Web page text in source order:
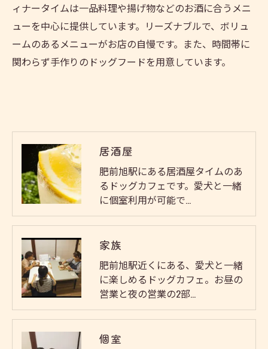
ィナータイムは一品料理や揚げ物などのお酒に合うメニ
ューを中心に提供しています。リーズナブルで、ボリュ
ームのあるメニューがお店の自慢です。また、時間帯に
関わらず手作りのドッグフードを用意しています。
居酒屋
肥前旭駅にある居酒屋タイムのあ
るドッグカフェです。愛犬と一緒
に個室利用が可能で…
家族
肥前旭駅近くにある、愛犬と一緒
に楽しめるドッグカフェ。お昼の
営業と夜の営業の2部…
個室